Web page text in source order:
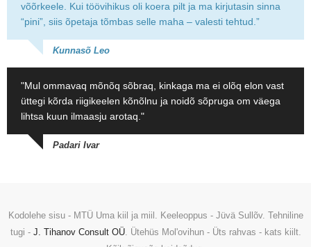
võõrkeele. Kui töövihikus oli koera pilt ja ma kirjutasin sinna
“pini”, siis õpetaja tõmbas selle maha – valesti tehtud.”
Kunnasõ Leo
"Mul ommavaq mõnõq sõbraq, kinkaga ma ei olõq elon vast
üttegi kõrda riigikeelen kõnõlnu ja noidõ sõpruga om väega
lihtsa kuun ilmaasju arotaq."
Padari Ivar
Kodolehe sisu - MTÜ Uma kiil ja miil. Keeleoppus - Jüvä Sullõv. Tehniline
tugi - J. Tihanov Consult OÜ. Ütehüs Mol'ovihun - Üts rahvas - kats kiilt.